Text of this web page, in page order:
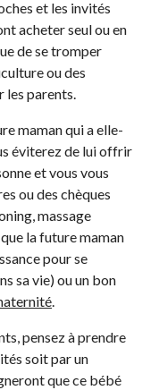
et les invités
acheter seul ou en
de se tromper
ou des
les parents.
maman qui a elle-
éviterez de lui offrir
et vous vous
ou des chèques
massage
la future maman
pour se
sa vie) ou un bon
.
pensez à prendre
soit par un
que ce bébé